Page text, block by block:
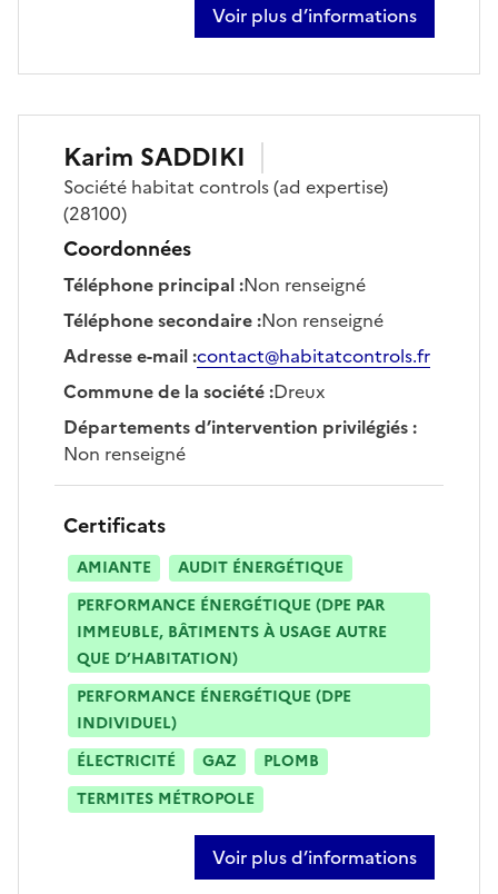
Voir plus d’informations
sur sydney barlow
Karim SADDIKI
Société habitat controls (ad expertise)
(28100)
Coordonnées
Téléphone principal:Non renseigné
Téléphone secondaire:Non renseigné
Adresse e-mail:contact@habitatcontrols.fr
Commune de la société:Dreux
Départements d’intervention privilégiés:
Non renseigné
Certificats
AMIANTE
AUDIT ÉNERGÉTIQUE
PERFORMANCE ÉNERGÉTIQUE (DPE PAR
IMMEUBLE, BÂTIMENTS À USAGE AUTRE
QUE D’HABITATION)
PERFORMANCE ÉNERGÉTIQUE (DPE
INDIVIDUEL)
ÉLECTRICITÉ
GAZ
PLOMB
TERMITES MÉTROPOLE
Voir plus d’informations
sur karim saddiki